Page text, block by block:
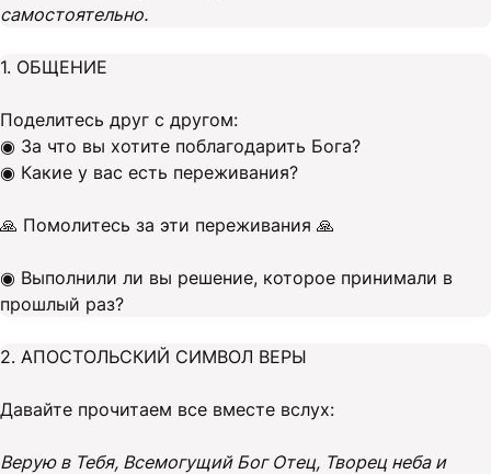
самостоятельно.
1. ОБЩЕНИЕ
Поделитесь друг с другом:
◉ За что вы хотите поблагодарить Бога?
◉ Какие у вас есть переживания?
🙏 Помолитесь за эти переживания 🙏
◉ Выполнили ли вы решение, которое принимали в
прошлый раз?
2. АПОСТОЛЬСКИЙ СИМВОЛ ВЕРЫ
Давайте прочитаем все вместе вслух:
Верую в Тебя, Всемогущий Бог Отец, Творец неба и